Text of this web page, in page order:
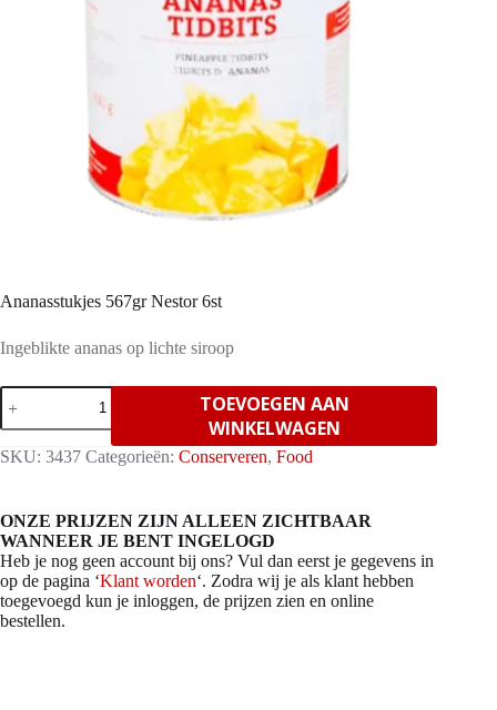
Ananasstukjes 567gr Nestor 6st
Ingeblikte ananas op lichte siroop
Ananasstukjes
567gr
Nestor
6st
TOEVOEGEN AAN
WINKELWAGEN
SKU: 3437 Categorieën: Conserveren, Food
ONZE PRIJZEN ZIJN ALLEEN ZICHTBAAR
WANNEER JE BENT INGELOGD
Heb je nog geen account bij ons? Vul dan eerst je gegevens in
op de pagina ‘Klant worden‘. Zodra wij je als klant hebben
toegevoegd kun je inloggen, de prijzen zien en online
bestellen.